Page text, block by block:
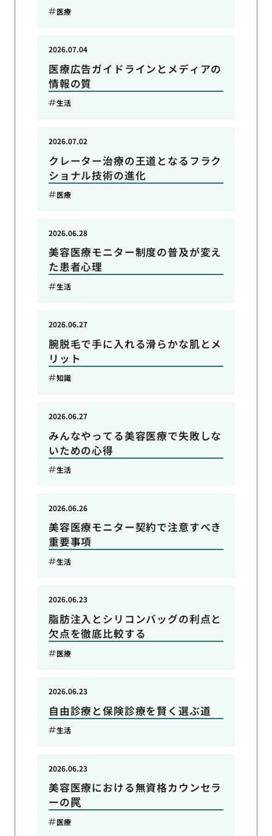
医療
医療広告ガイドラインとメディアの
情報の質
2026.07.04
生活
クレーター治療の王道となるフラク
ショナル技術の進化
2026.07.02
医療
美容医療モニター制度の普及が変え
た患者心理
2026.06.28
生活
腕脱毛で手に入れる滑らかな肌とメ
リット
2026.06.27
知識
みんなやってる美容医療で失敗しな
いための心得
2026.06.27
生活
美容医療モニター契約で注意すべき
重要事項
2026.06.26
生活
脂肪注入とシリコンバッグの利点と
欠点を徹底比較する
2026.06.23
医療
自由診療と保険診療を賢く選ぶ道
2026.06.23
生活
美容医療における無資格カウンセラ
ーの罠
2026.06.23
医療